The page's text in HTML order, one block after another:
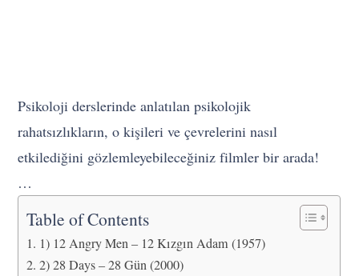
Psikoloji derslerinde anlatılan psikolojik
rahatsızlıkların, o kişileri ve çevrelerini nasıl
etkilediğini gözlemleyebileceğiniz filmler bir arada!
…
Table of Contents
1) 12 Angry Men – 12 Kızgın Adam (1957)
2) 28 Days – 28 Gün (2000)